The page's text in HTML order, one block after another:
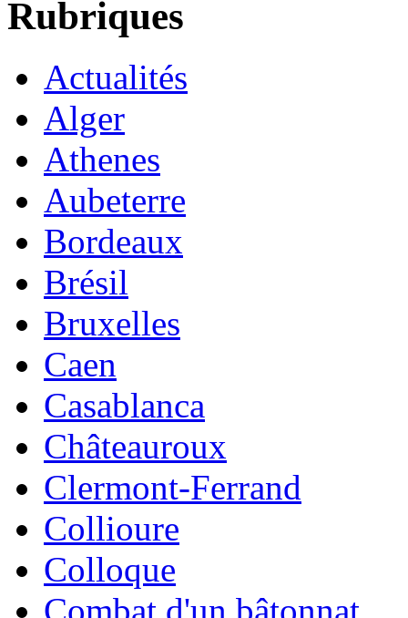
Rubriques
Actualités
Alger
Athenes
Aubeterre
Bordeaux
Brésil
Bruxelles
Caen
Casablanca
Châteauroux
Clermont-Ferrand
Collioure
Colloque